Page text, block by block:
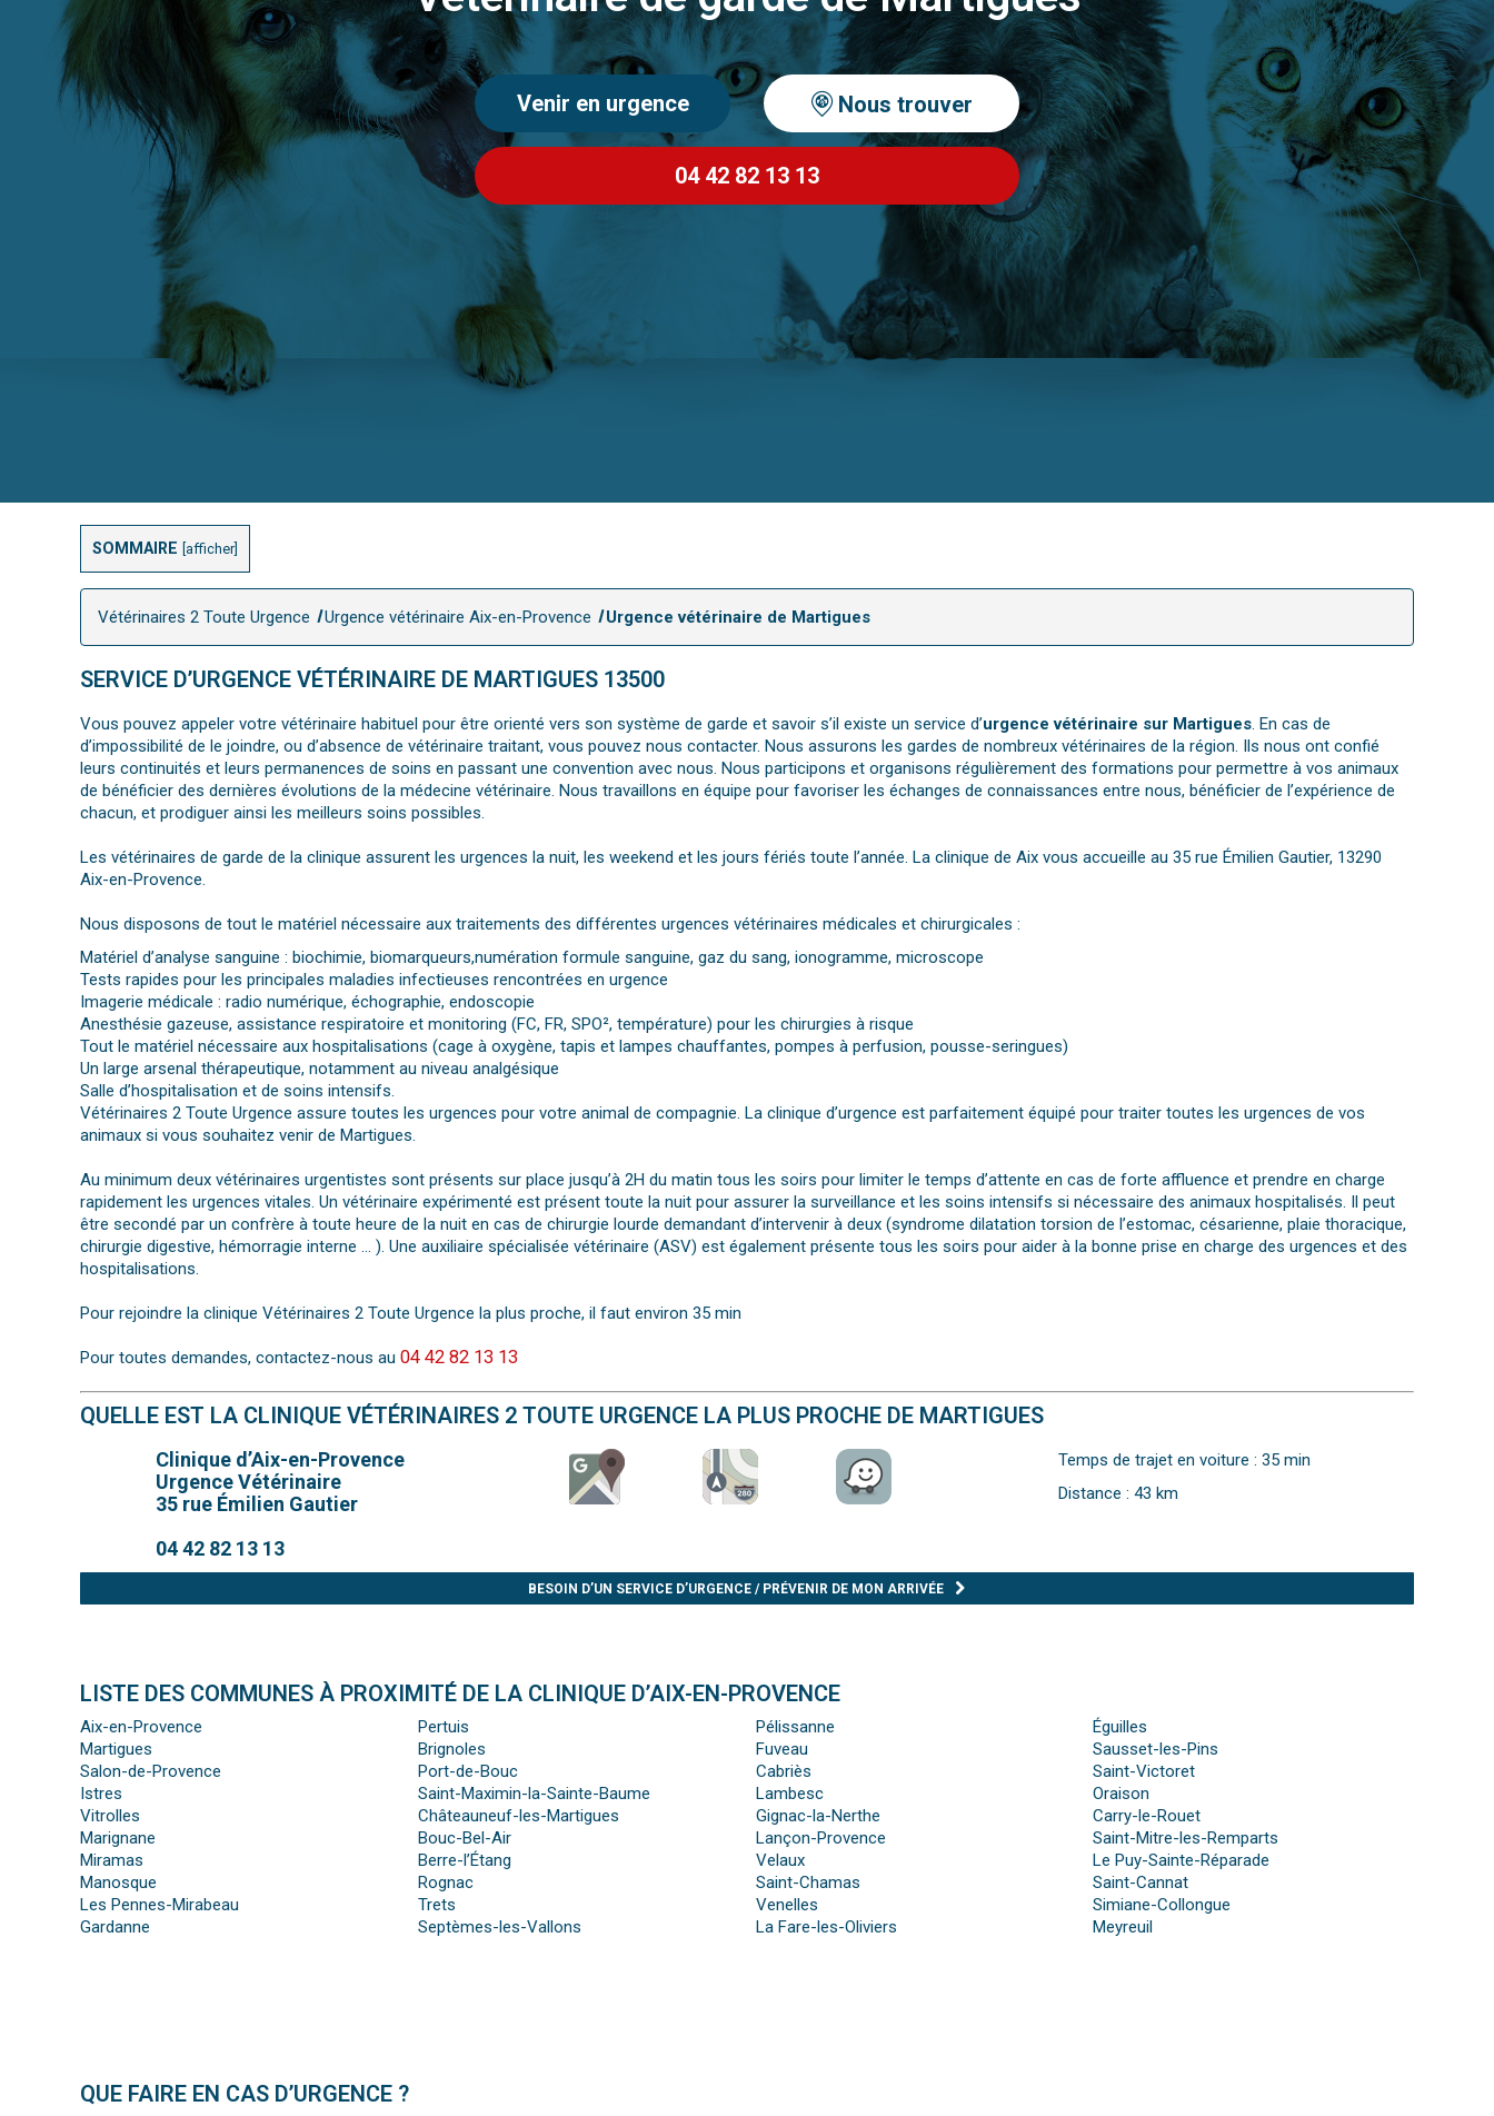
SOMMAIRE afficher
Venir en urgence
04 42 82 13 13
Nous trouver
Vétérinaires 2 Toute Urgence Urgence vétérinaire Aix-en-Provence Urgence vétérinaire de Martigues
SERVICE D’URGENCE VÉTÉRINAIRE DE MARTIGUES 13500
Vous pouvez appeler votre vétérinaire habituel pour être orienté vers son système de garde et savoir s’il existe un service d’urgence vétérinaire sur Martigues. En cas de
d’impossibilité de le joindre, ou d’absence de vétérinaire traitant, vous pouvez nous contacter. Nous assurons les gardes de nombreux vétérinaires de la région. Ils nous ont confié
leurs continuités et leurs permanences de soins en passant une convention avec nous. Nous participons et organisons régulièrement des formations pour permettre à vos animaux
de bénéficier des dernières évolutions de la médecine vétérinaire. Nous travaillons en équipe pour favoriser les échanges de connaissances entre nous, bénéficier de l’expérience de
chacun, et prodiguer ainsi les meilleurs soins possibles.
Les vétérinaires de garde de la clinique assurent les urgences la nuit, les weekend et les jours fériés toute l’année. La clinique de Aix vous accueille au 35 rue Émilien Gautier, 13290
Aix-en-Provence.
Nous disposons de tout le matériel nécessaire aux traitements des différentes urgences vétérinaires médicales et chirurgicales :
Matériel d’analyse sanguine : biochimie, biomarqueurs,numération formule sanguine, gaz du sang, ionogramme, microscope
Tests rapides pour les principales maladies infectieuses rencontrées en urgence
Imagerie médicale : radio numérique, échographie, endoscopie
Anesthésie gazeuse, assistance respiratoire et monitoring (FC, FR, SPO², température) pour les chirurgies à risque
Tout le matériel nécessaire aux hospitalisations (cage à oxygène, tapis et lampes chauffantes, pompes à perfusion, pousse-seringues)
Un large arsenal thérapeutique, notamment au niveau analgésique
Salle d’hospitalisation et de soins intensifs.
Vétérinaires 2 Toute Urgence assure toutes les urgences pour votre animal de compagnie. La clinique d’urgence est parfaitement équipé pour traiter toutes les urgences de vos
animaux si vous souhaitez venir de Martigues.
Au minimum deux vétérinaires urgentistes sont présents sur place jusqu’à 2H du matin tous les soirs pour limiter le temps d’attente en cas de forte affluence et prendre en charge
rapidement les urgences vitales. Un vétérinaire expérimenté est présent toute la nuit pour assurer la surveillance et les soins intensifs si nécessaire des animaux hospitalisés. Il peut
être secondé par un confrère à toute heure de la nuit en cas de chirurgie lourde demandant d’intervenir à deux (syndrome dilatation torsion de l’estomac, césarienne, plaie thoracique,
chirurgie digestive, hémorragie interne … ). Une auxiliaire spécialisée vétérinaire (ASV) est également présente tous les soirs pour aider à la bonne prise en charge des urgences et des
hospitalisations.
Pour rejoindre la clinique Vétérinaires 2 Toute Urgence la plus proche, il faut environ 35 min
Pour toutes demandes, contactez-nous au 04 42 82 13 13
QUELLE EST LA CLINIQUE VÉTÉRINAIRES 2 TOUTE URGENCE LA PLUS PROCHE DE MARTIGUES
Clinique d’Aix-en-Provence
Urgence Vétérinaire
35 rue Émilien Gautier
04 42 82 13 13
Temps de trajet en voiture : 35 min
Distance : 43 km
BESOIN D’UN SERVICE D’URGENCE / PRÉVENIR DE MON ARRIVÉE
LISTE DES COMMUNES À PROXIMITÉ DE LA CLINIQUE D’AIX-EN-PROVENCE
Aix-en-Provence
Martigues
Salon-de-Provence
Istres
Vitrolles
Marignane
Miramas
Manosque
Les Pennes-Mirabeau
Gardanne
Pertuis
Brignoles
Port-de-Bouc
Saint-Maximin-la-Sainte-Baume
Châteauneuf-les-Martigues
Bouc-Bel-Air
Berre-l’Étang
Rognac
Trets
Septèmes-les-Vallons
Pélissanne
Fuveau
Cabriès
Lambesc
Gignac-la-Nerthe
Lançon-Provence
Velaux
Saint-Chamas
Venelles
La Fare-les-Oliviers
Éguilles
Sausset-les-Pins
Saint-Victoret
Oraison
Carry-le-Rouet
Saint-Mitre-les-Remparts
Le Puy-Sainte-Réparade
Saint-Cannat
Simiane-Collongue
Meyreuil
QUE FAIRE EN CAS D’URGENCE ?